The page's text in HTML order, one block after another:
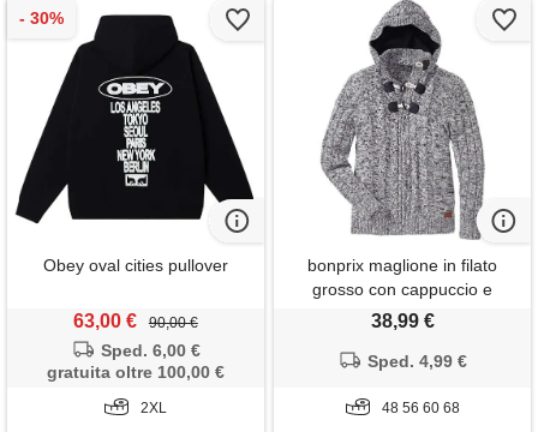
Obey oval cities pullover
63,00 € 90,00 €
Sped. 6,00 €
gratuita oltre 100,00 €
2XL
bonprix maglione in filato
grosso con cappuccio e
cotone-nero
38,99 €
Sped. 4,99 €
48 56 60 68